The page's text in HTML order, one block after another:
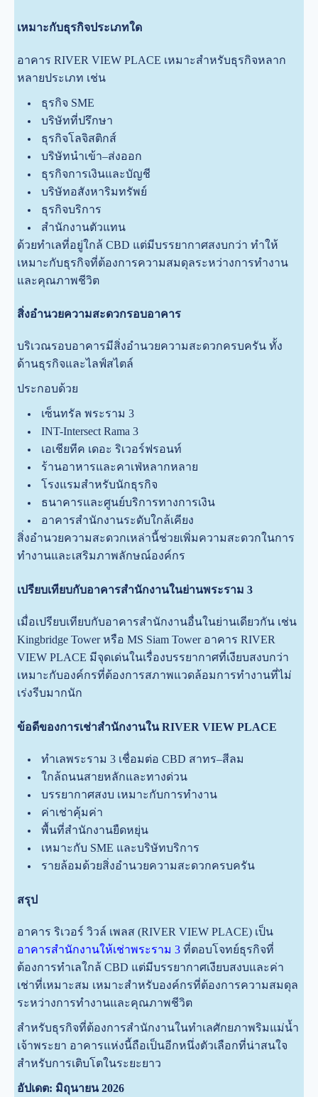
เหมาะกับธุรกิจประเภทใด
อาคาร RIVER VIEW PLACE เหมาะสำหรับธุรกิจหลาก
หลายประเภท เช่น
ธุรกิจ SME
บริษัทที่ปรึกษา
ธุรกิจโลจิสติกส์
บริษัทนำเข้า–ส่งออก
ธุรกิจการเงินและบัญชี
บริษัทอสังหาริมทรัพย์
ธุรกิจบริการ
สำนักงานตัวแทน
ด้วยทำเลที่อยู่ใกล้ CBD แต่มีบรรยากาศสงบกว่า ทำให้
เหมาะกับธุรกิจที่ต้องการความสมดุลระหว่างการทำงาน
และคุณภาพชีวิต
สิ่งอำนวยความสะดวกรอบอาคาร
บริเวณรอบอาคารมีสิ่งอำนวยความสะดวกครบครัน ทั้ง
ด้านธุรกิจและไลฟ์สไตล์
ประกอบด้วย
เซ็นทรัล พระราม 3
INT-Intersect Rama 3
เอเชียทีค เดอะ ริเวอร์ฟรอนท์
ร้านอาหารและคาเฟ่หลากหลาย
โรงแรมสำหรับนักธุรกิจ
ธนาคารและศูนย์บริการทางการเงิน
อาคารสำนักงานระดับใกล้เคียง
สิ่งอำนวยความสะดวกเหล่านี้ช่วยเพิ่มความสะดวกในการ
ทำงานและเสริมภาพลักษณ์องค์กร
เปรียบเทียบกับอาคารสำนักงานในย่านพระราม 3
เมื่อเปรียบเทียบกับอาคารสำนักงานอื่นในย่านเดียวกัน เช่น
Kingbridge Tower หรือ MS Siam Tower อาคาร RIVER
VIEW PLACE มีจุดเด่นในเรื่องบรรยากาศที่เงียบสงบกว่า
เหมาะกับองค์กรที่ต้องการสภาพแวดล้อมการทำงานที่ไม่
เร่งรีบมากนัก
ข้อดีของการเช่าสำนักงานใน RIVER VIEW PLACE
ทำเลพระราม 3 เชื่อมต่อ CBD สาทร–สีลม
ใกล้ถนนสายหลักและทางด่วน
บรรยากาศสงบ เหมาะกับการทำงาน
ค่าเช่าคุ้มค่า
พื้นที่สำนักงานยืดหยุ่น
เหมาะกับ SME และบริษัทบริการ
รายล้อมด้วยสิ่งอำนวยความสะดวกครบครัน
สรุป
อาคาร ริเวอร์ วิวล์ เพลส (RIVER VIEW PLACE) เป็น
อาคารสำนักงานให้เช่าพระราม 3 ที่ตอบโจทย์ธุรกิจที่
ต้องการทำเลใกล้ CBD แต่มีบรรยากาศเงียบสงบและค่า
เช่าที่เหมาะสม เหมาะสำหรับองค์กรที่ต้องการความสมดุล
ระหว่างการทำงานและคุณภาพชีวิต
สำหรับธุรกิจที่ต้องการสำนักงานในทำเลศักยภาพริมแม่น้ำ
เจ้าพระยา อาคารแห่งนี้ถือเป็นอีกหนึ่งตัวเลือกที่น่าสนใจ
สำหรับการเติบโตในระยะยาว
อัปเดต: มิถุนายน 2026